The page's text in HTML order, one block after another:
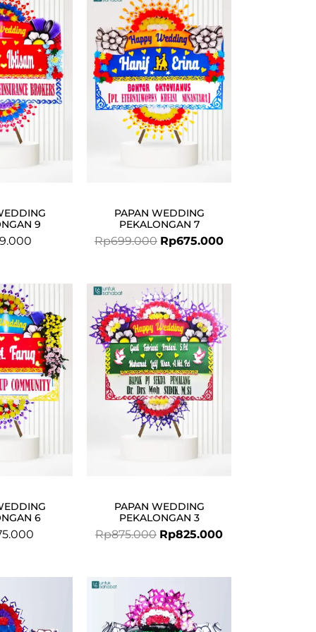
9
PAPAN WEDDING
PEKALONGAN 7
Rp699.000
price
was:
Rp699.000.
Rp675.000
Rp675.000.
6
PAPAN WEDDING
PEKALONGAN 3
Rp875.000
Original
price
was:
Rp875.000.
Rp825.000
is:
Rp825.000.